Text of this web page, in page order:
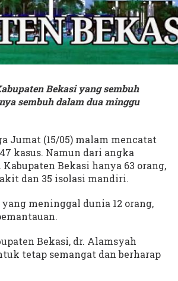
Bekasi yang sembuh
sembuh dalam dua minggu
Jumat (15/05) malam mencatat
kasus. Namun dari angka
Bekasi hanya 63 orang,
dan 35 isolasi mandiri.
meninggal dunia 12 orang,
Bekasi, dr. Alamsyah
tetap semangat dan berharap